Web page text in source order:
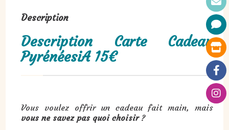
Description
Description Carte Cadeau
PyrénéesiA 15€
Vous voulez offrir un cadeau fait main, mais
vous ne savez pas quoi choisir?